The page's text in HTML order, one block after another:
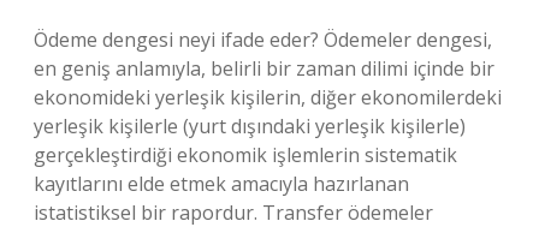
Ödeme dengesi neyi ifade eder? Ödemeler dengesi,
en geniş anlamıyla, belirli bir zaman dilimi içinde bir
ekonomideki yerleşik kişilerin, diğer ekonomilerdeki
yerleşik kişilerle (yurt dışındaki yerleşik kişilerle)
gerçekleştirdiği ekonomik işlemlerin sistematik
kayıtlarını elde etmek amacıyla hazırlanan
istatistiksel bir rapordur. Transfer ödemeler